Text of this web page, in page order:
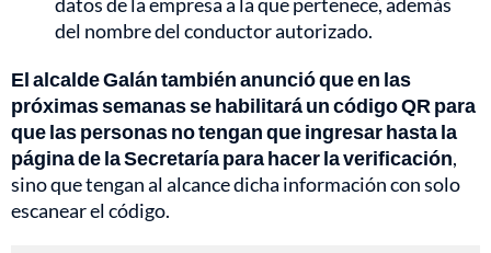
del nombre del conductor autorizado.
El alcalde Galán también anunció que en las
próximas semanas se habilitará un código QR para
que las personas no tengan que ingresar hasta la
página de la Secretaría para hacer la verificación,
sino que tengan al alcance dicha información con solo
escanear el código.